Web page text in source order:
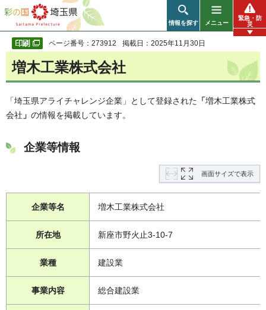
彩の国 埼玉県
情報を探す メニュー
緊急・防
災
ページ番号：273912 掲載日：2025年11月30日
増木工業株式会社
「埼玉県アライチャレンジ企業」として登録された 「増木工業株式
会社 」 の情報を掲載しています。
企業等情報
画面サイズで表示
企業等名 増木工業株式会社
所在地 新座市野火止3-10-7
業種 建設業
事業内容 総合建設業